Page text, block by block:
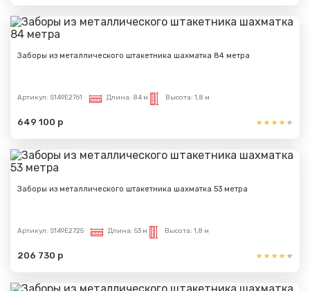
Заборы из металлического штакетника шахматка 84 метра
Артикул: S149E2761 Длина: 84 м Высота: 1,8 м
649 100 р
Заборы из металлического штакетника шахматка 53 метра
Артикул: S149E2725 Длина: 53 м Высота: 1,8 м
206 730 р